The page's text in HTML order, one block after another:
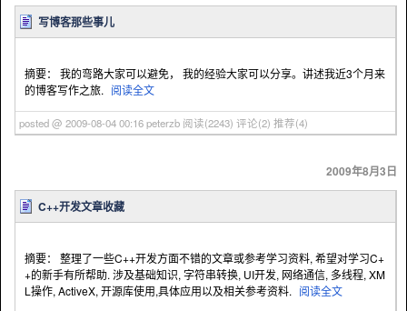
写博客那些事儿
摘要： 我的弯路大家可以避免， 我的经验大家可以分享。讲述我近3个月来
的博客写作之旅. 阅读全文
posted @ 2009-08-04 00:16 peterzb 阅读(2243) 评论(2) 推荐(4)
2009年8月3日
C++开发文章收藏
摘要： 整理了一些C++开发方面不错的文章或参考学习资料, 希望对学习C+
+的新手有所帮助. 涉及基础知识, 字符串转换, UI开发, 网络通信, 多线程, XM
L操作, ActiveX, 开源库使用,具体应用以及相关参考资料. 阅读全文